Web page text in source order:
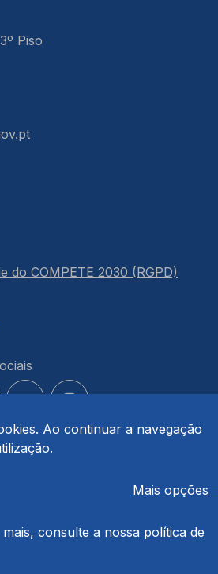
Ao continuar a navegação
Mais opções
consulte a nossa política de
Piso
do COMPETE 2030 (RGPD)
os direitos reservados.